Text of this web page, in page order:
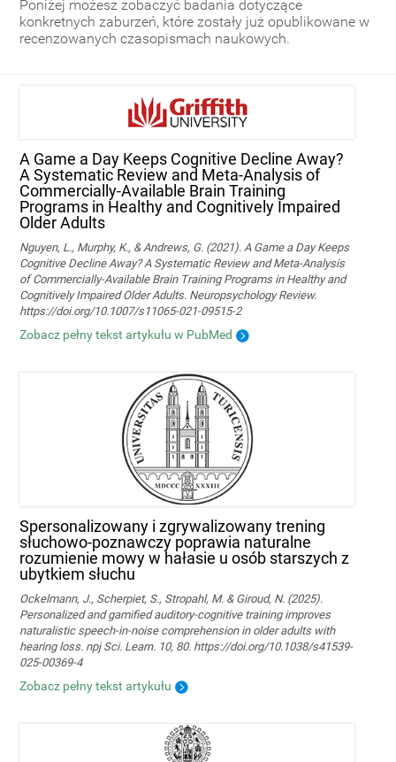
Poniżej możesz zobaczyć badania dotyczące
konkretnych zaburzeń, które zostały już opublikowane w
recenzowanych czasopismach naukowych.
A Game a Day Keeps Cognitive Decline Away?
A Systematic Review and Meta‑Analysis of
Commercially‑Available Brain Training
Programs in Healthy and Cognitively Impaired
Older Adults
Nguyen, L., Murphy, K., & Andrews, G. (2021). A Game a Day Keeps
Cognitive Decline Away? A Systematic Review and Meta-Analysis
of Commercially-Available Brain Training Programs in Healthy and
Cognitively Impaired Older Adults. Neuropsychology Review.
https://doi.org/10.1007/s11065-021-09515-2
Zobacz pełny tekst artykułu w PubMed
Spersonalizowany i zgrywalizowany trening
słuchowo-poznawczy poprawia naturalne
rozumienie mowy w hałasie u osób starszych z
ubytkiem słuchu
Ockelmann, J., Scherpiet, S., Stropahl, M. & Giroud, N. (2025).
Personalized and gamified auditory-cognitive training improves
naturalistic speech-in-noise comprehension in older adults with
hearing loss. npj Sci. Learn. 10, 80. https://doi.org/10.1038/s41539-
025-00369-4
Zobacz pełny tekst artykułu